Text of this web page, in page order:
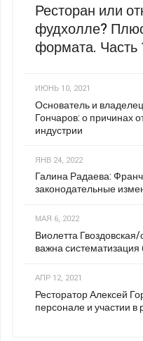
Ресторан или
фудхолле?
формата. Часть
ИЮНЬ 10, 2021
Основатель и
Гончаров: о причинах
индустрии
ЯНВ 24, 2022
Галина Радаева:
законодательные
МАЯ 6, 2022
Виолетта
важна систематизация
АПР 12, 2021
Ресторатор Алексей
персонале и участии